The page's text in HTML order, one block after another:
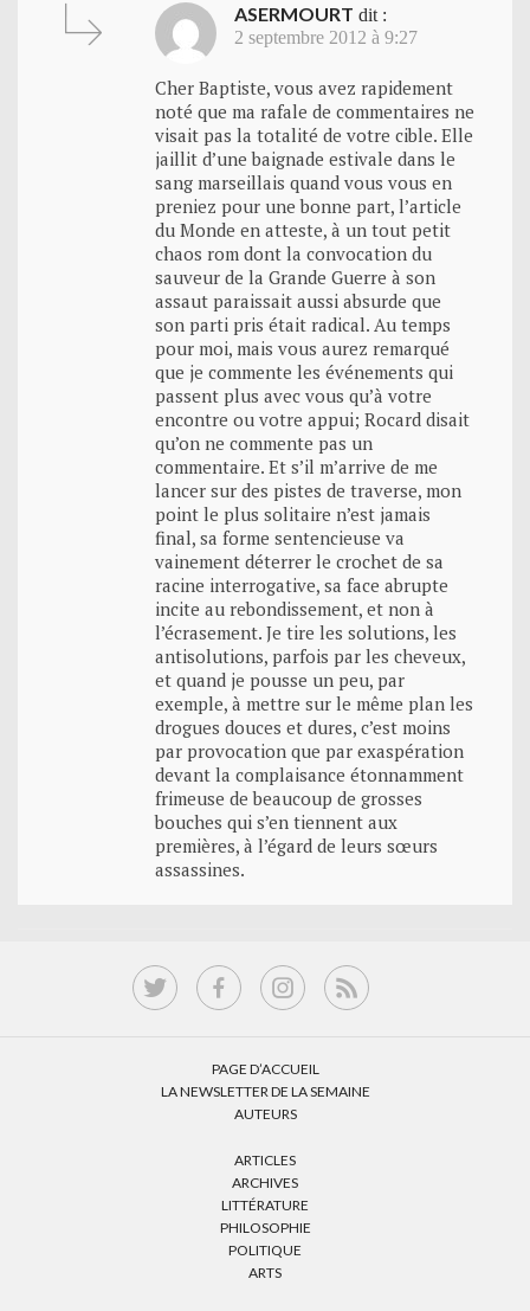
ASERMOURT dit :
2 septembre 2012 à 9:27
Cher Baptiste, vous avez rapidement
noté que ma rafale de commentaires ne
visait pas la totalité de votre cible. Elle
jaillit d’une baignade estivale dans le
sang marseillais quand vous vous en
preniez pour une bonne part, l’article
du Monde en atteste, à un tout petit
chaos rom dont la convocation du
sauveur de la Grande Guerre à son
assaut paraissait aussi absurde que
son parti pris était radical. Au temps
pour moi, mais vous aurez remarqué
que je commente les événements qui
passent plus avec vous qu’à votre
encontre ou votre appui; Rocard disait
qu’on ne commente pas un
commentaire. Et s’il m’arrive de me
lancer sur des pistes de traverse, mon
point le plus solitaire n’est jamais
final, sa forme sentencieuse va
vainement déterrer le crochet de sa
racine interrogative, sa face abrupte
incite au rebondissement, et non à
l’écrasement. Je tire les solutions, les
antisolutions, parfois par les cheveux,
et quand je pousse un peu, par
exemple, à mettre sur le même plan les
drogues douces et dures, c’est moins
par provocation que par exaspération
devant la complaisance étonnamment
frimeuse de beaucoup de grosses
bouches qui s’en tiennent aux
premières, à l’égard de leurs sœurs
assassines.
PAGE D’ACCUEIL
LA NEWSLETTER DE LA SEMAINE
AUTEURS
ARTICLES
ARCHIVES
LITTÉRATURE
PHILOSOPHIE
POLITIQUE
ARTS